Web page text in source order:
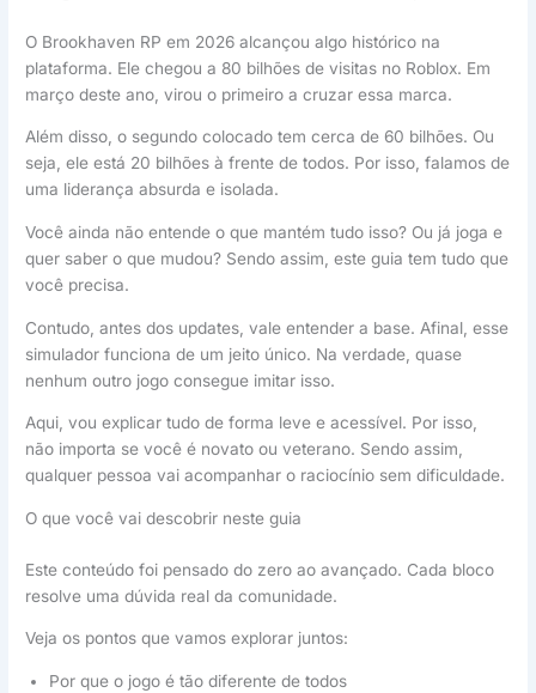
O Brookhaven RP em 2026 alcançou algo histórico na
plataforma. Ele chegou a 80 bilhões de visitas no Roblox. Em
março deste ano, virou o primeiro a cruzar essa marca.
Além disso, o segundo colocado tem cerca de 60 bilhões. Ou
seja, ele está 20 bilhões à frente de todos. Por isso, falamos de
uma liderança absurda e isolada.
Você ainda não entende o que mantém tudo isso? Ou já joga e
quer saber o que mudou? Sendo assim, este guia tem tudo que
você precisa.
Contudo, antes dos updates, vale entender a base. Afinal, esse
simulador funciona de um jeito único. Na verdade, quase
nenhum outro jogo consegue imitar isso.
Aqui, vou explicar tudo de forma leve e acessível. Por isso,
não importa se você é novato ou veterano. Sendo assim,
qualquer pessoa vai acompanhar o raciocínio sem dificuldade.
O que você vai descobrir neste guia
Este conteúdo foi pensado do zero ao avançado. Cada bloco
resolve uma dúvida real da comunidade.
Veja os pontos que vamos explorar juntos:
Por que o jogo é tão diferente de todos